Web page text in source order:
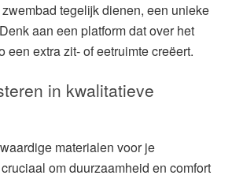
tegelijk dienen, een unieke
aan een platform dat over het
een extra zit- of eetruimte creëert.
in kwalitatieve
materialen voor je
om duurzaamheid en comfort